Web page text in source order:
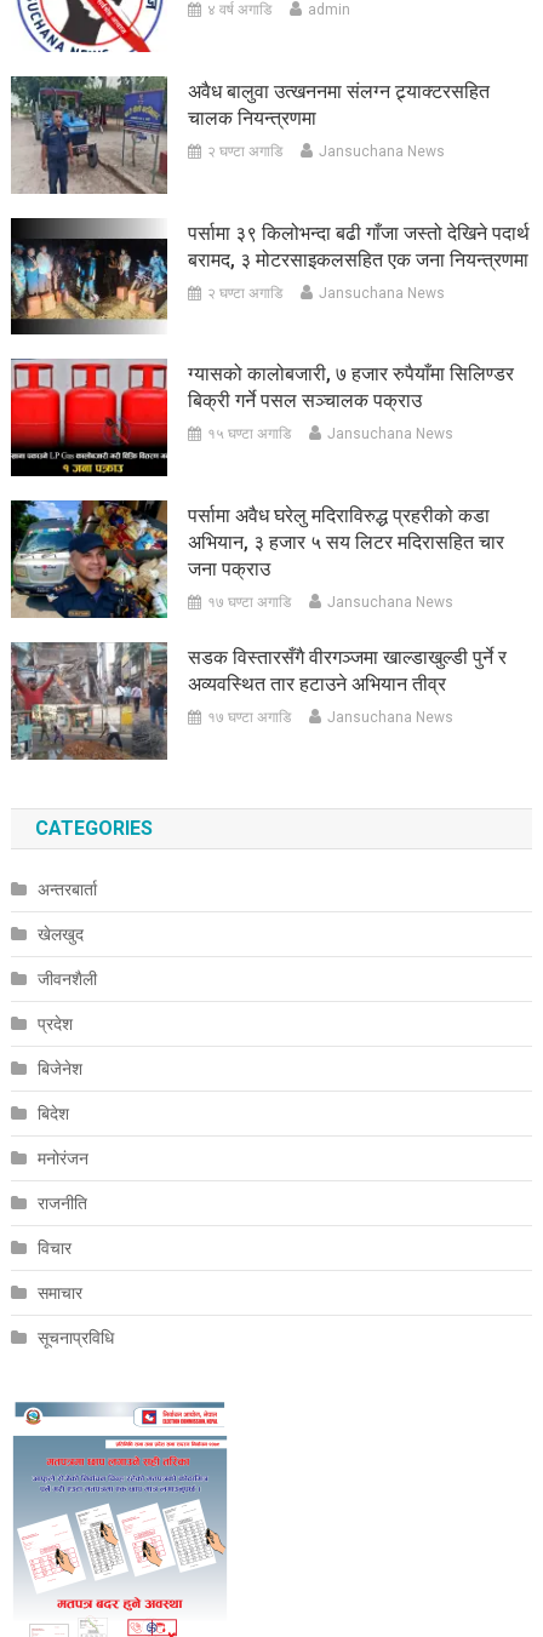
४ वर्ष अगाडि admin
अवैध बालुवा उत्खननमा संलग्न ट्र्याक्टरसहित
चालक नियन्त्रणमा
२ घण्टा अगाडि Jansuchana News
पर्सामा ३९ किलोभन्दा बढी गाँजा जस्तो देखिने पदार्थ
बरामद, ३ मोटरसाइकलसहित एक जना नियन्त्रणमा
२ घण्टा अगाडि Jansuchana News
ग्यासको कालोबजारी, ७ हजार रुपैयाँमा सिलिण्डर
बिक्री गर्ने पसल सञ्चालक पक्राउ
१५ घण्टा अगाडि Jansuchana News
पर्सामा अवैध घरेलु मदिराविरुद्ध प्रहरीको कडा
अभियान, ३ हजार ५ सय लिटर मदिरासहित चार
जना पक्राउ
१७ घण्टा अगाडि Jansuchana News
सडक विस्तारसँगै वीरगञ्जमा खाल्डाखुल्डी पुर्ने र
अव्यवस्थित तार हटाउने अभियान तीव्र
१७ घण्टा अगाडि Jansuchana News
CATEGORIES
अन्तरबार्ता
खेलखुद
जीवनशैली
प्रदेश
बिजेनेश
बिदेश
मनोरंजन
राजनीति
विचार
समाचार
सूचनाप्रविधि